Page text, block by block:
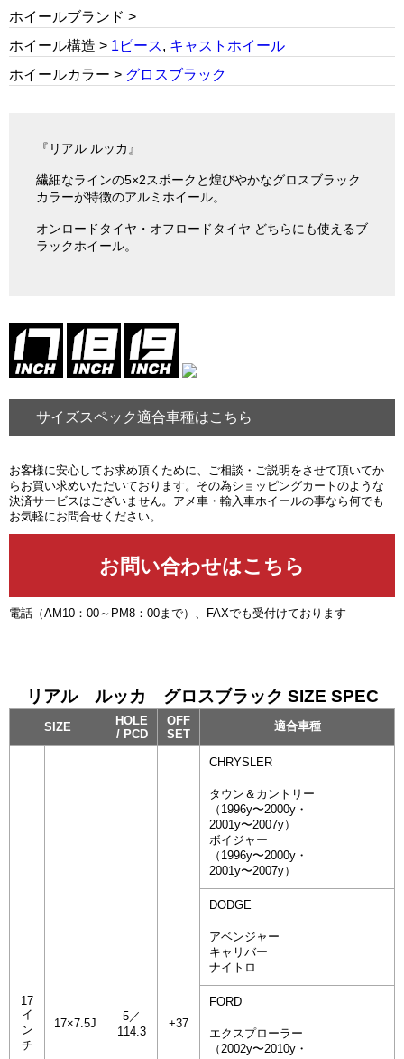
ホイールブランド >
ホイール構造 > 1ピース, キャストホイール
ホイールカラー > グロスブラック
『リアル ルッカ』
繊細なラインの5×2スポークと煌びやかなグロスブラック
カラーが特徴のアルミホイール。
オンロードタイヤ・オフロードタイヤ どちらにも使えるブ
ラックホイール。
サイズスペック適合車種はこちら
お客様に安心してお求め頂くために、ご相談・ご説明をさせて頂いてか
らお買い求めいただいております。その為ショッピングカートのような
決済サービスはございません。アメ車・輸入車ホイールの事なら何でも
お気軽にお問合せください。
電話（AM10：00～PM8：00まで）、FAXでも受付けております
リアル ルッカ グロスブラック SIZE SPEC
SIZE
HOLE
/ PCD
OFF
SET
適合車種
17
イ
ン
チ
17×7.5J
5／
114.3
+37
CHRYSLER
タウン＆カントリー
（1996y〜2000y・
2001y〜2007y）
ボイジャー
（1996y〜2000y・
2001y〜2007y）
DODGE
アベンジャー
キャリバー
ナイトロ
FORD
エクスプローラー
（2002y〜2010y・